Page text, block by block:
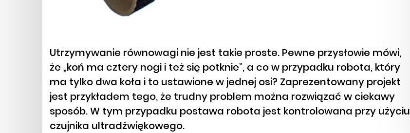
Utrzymywanie równowagi nie jest takie proste. Pewne przysłowie mówi,
że „koń ma cztery nogi i też się potknie”, a co w przypadku robota, który
ma tylko dwa koła i to ustawione w jednej osi? Zaprezentowany projekt
jest przykładem tego, że trudny problem można rozwiązać w ciekawy
sposób. W tym przypadku postawa robota jest kontrolowana przy użyciu
czujnika ultradźwiękowego.